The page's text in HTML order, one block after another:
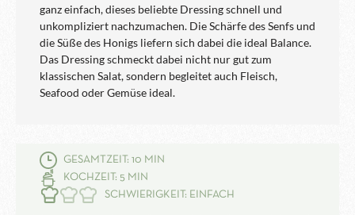
ganz einfach, dieses beliebte Dressing schnell und
unkompliziert nachzumachen. Die Schärfe des Senfs und
die Süße des Honigs liefern sich dabei die ideal Balance.
Das Dressing schmeckt dabei nicht nur gut zum
klassischen Salat, sondern begleitet auch Fleisch,
Seafood oder Gemüse ideal.
GESAMTZEIT: 10 MIN
KOCHZEIT: 5 MIN
SCHWIERIGKEIT: EINFACH